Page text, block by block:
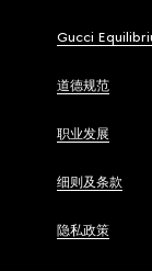
Gucci
道德规范
职业发展
细则及条款
隐私政策